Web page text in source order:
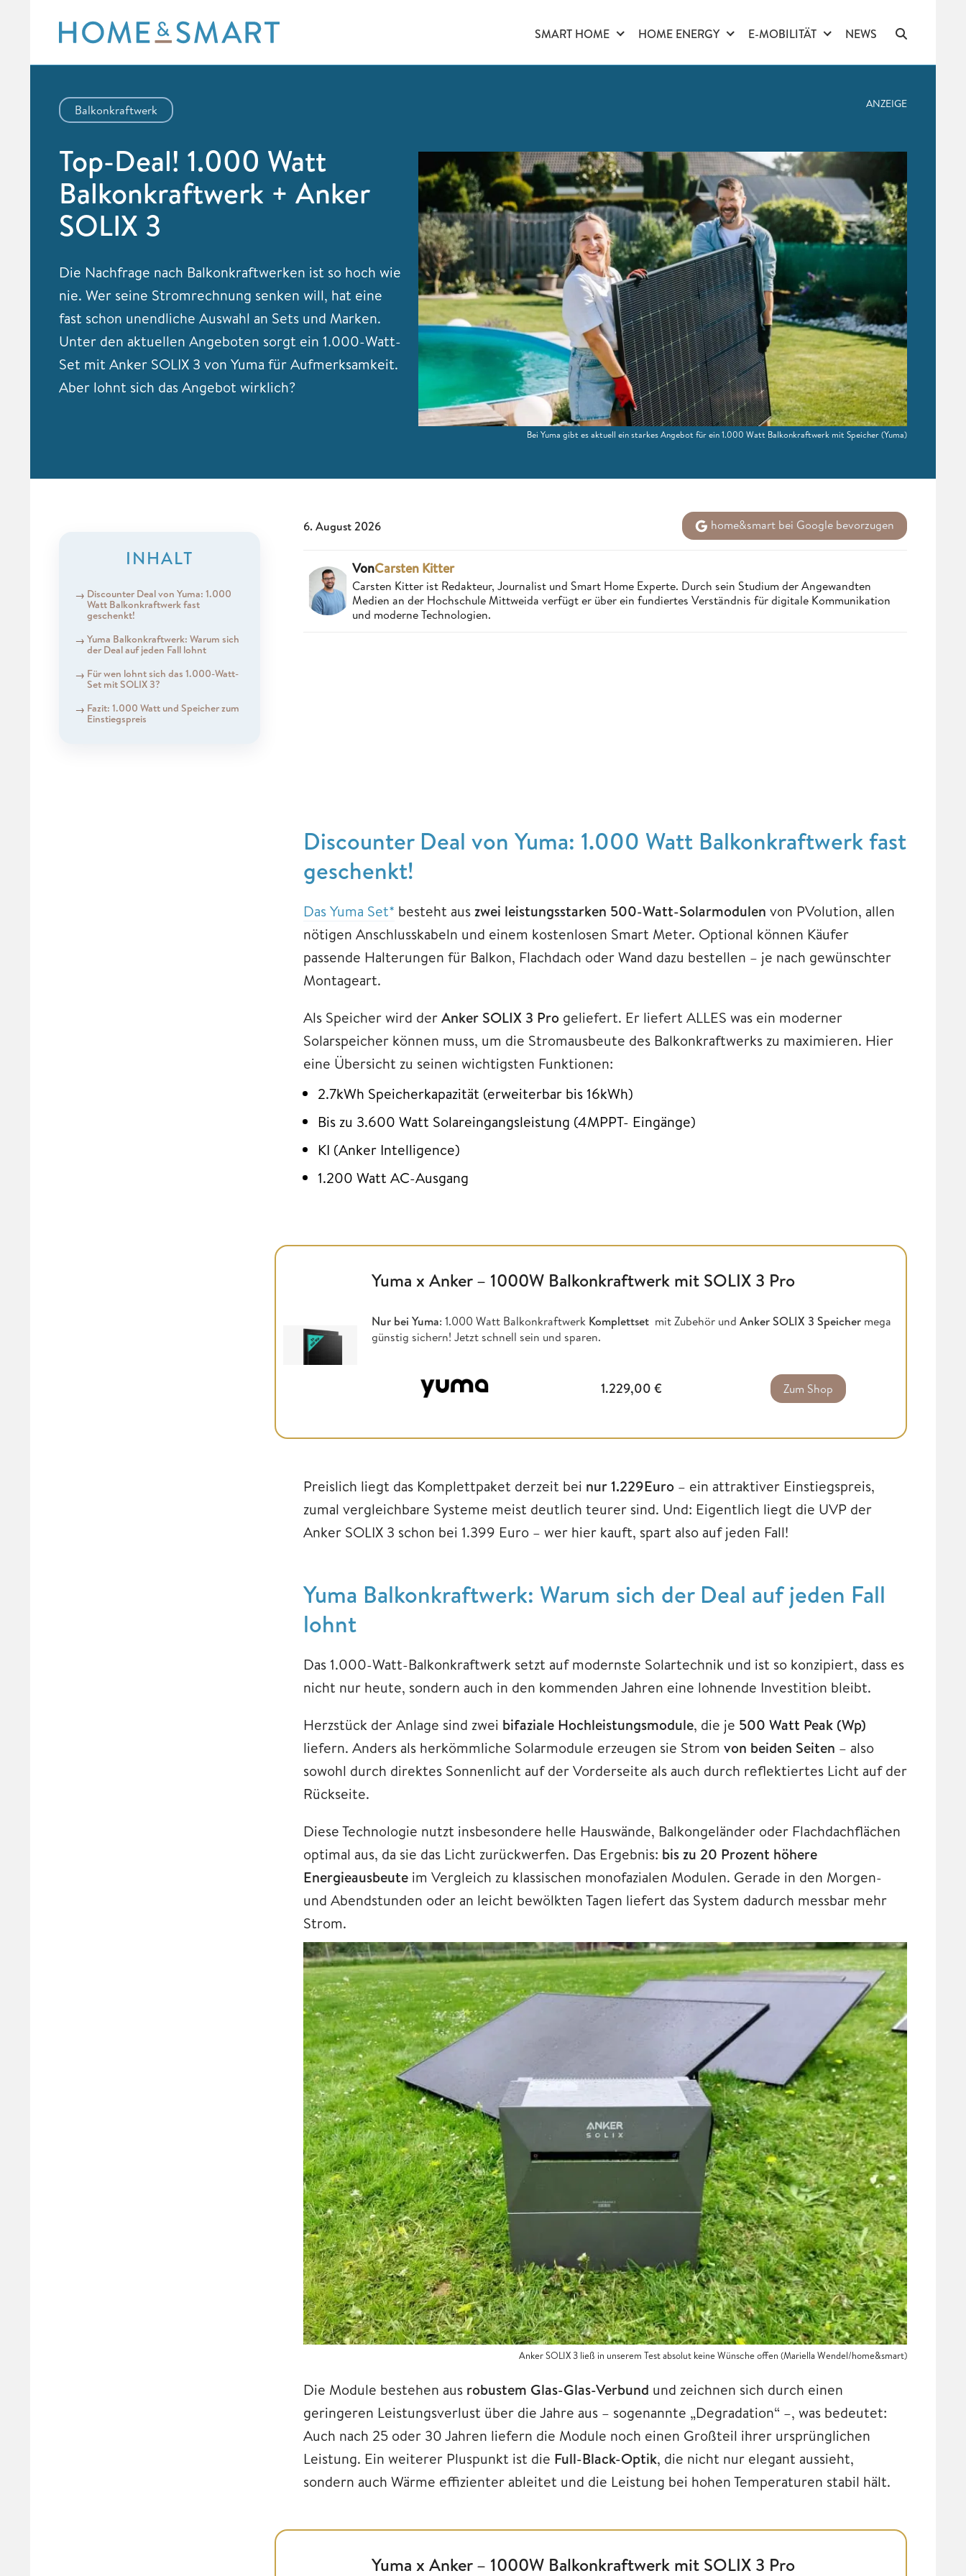
content
SMART HOME HOME ENERGY E-MOBILITÄT NEWS
Balkonkraftwerk ANZEIGE
Top-Deal! 1.000 Watt
Balkonkraftwerk + Anker
SOLIX 3
Die Nachfrage nach Balkonkraftwerken ist so hoch wie
nie. Wer seine Stromrechnung senken will, hat eine
fast schon unendliche Auswahl an Sets und Marken.
Unter den aktuellen Angeboten sorgt ein 1.000-Watt-
Set mit Anker SOLIX 3 von Yuma für Aufmerksamkeit.
Aber lohnt sich das Angebot wirklich?
Bei Yuma gibt es aktuell ein starkes Angebot für ein 1.000 Watt Balkonkraftwerk mit Speicher(Yuma)
INHALT
Discounter Deal von Yuma: 1.000
Watt Balkonkraftwerk fast
geschenkt!
Yuma Balkonkraftwerk: Warum sich
der Deal auf jeden Fall lohnt
Für wen lohnt sich das 1.000-Watt-
Set mit SOLIX 3?
Fazit: 1.000 Watt und Speicher zum
Einstiegspreis
6. August 2026 home&smart bei Google bevorzugen
VonCarsten Kitter
Carsten Kitter ist Redakteur, Journalist und Smart Home Experte. Durch sein Studium der Angewandten
Medien an der Hochschule Mittweida verfügt er über ein fundiertes Verständnis für digitale Kommunikation
und moderne Technologien.
Discounter Deal von Yuma: 1.000 Watt Balkonkraftwerk fast
geschenkt!
Das Yuma Set* besteht auszwei leistungsstarken 500-Watt-Solarmodulen von PVolution, allen
nötigen Anschlusskabeln und einem kostenlosen Smart Meter. Optional können Käufer
passende Halterungen für Balkon, Flachdach oder Wand dazu bestellen – je nach gewünschter
Montageart.
Als Speicher wird derAnker SOLIX 3 Pro geliefert. Er liefert ALLES was ein moderner
Solarspeicher können muss, um die Stromausbeute des Balkonkraftwerks zu maximieren. Hier
eine Übersicht zu seinen wichtigsten Funktionen:
2.7kWh Speicherkapazität (erweiterbar bis 16kWh)
Bis zu 3.600 Watt Solareingangsleistung (4MPPT- Eingänge)
KI (Anker Intelligence)
1.200 Watt AC-Ausgang
Yuma x Anker – 1000W Balkonkraftwerk mit SOLIX 3 Pro
Nur bei Yuma: 1.000 Watt Balkonkraftwerk Komplettsetmit Zubehör und Anker SOLIX 3 Speicher mega
günstig sichern! Jetzt schnell sein und sparen.
1.229,00 € Zum Shop
Preislich liegt das Komplettpaket derzeit bei nur 1.229Euro – ein attraktiver Einstiegspreis,
zumal vergleichbare Systeme meist deutlich teurer sind. Und: Eigentlich liegt die UVP der
Anker SOLIX 3 schon bei 1.399 Euro – wer hier kauft, spart also auf jeden Fall!
Yuma Balkonkraftwerk: Warum sich der Deal auf jeden Fall
lohnt
Das 1.000-Watt-Balkonkraftwerk setzt auf modernste Solartechnik und ist so konzipiert, dass es
nicht nur heute, sondern auch in den kommenden Jahren eine lohnende Investition bleibt.
Herzstück der Anlage sind zwei bifaziale Hochleistungsmodule, die je 500 Watt Peak (Wp)
liefern. Anders als herkömmliche Solarmodule erzeugen sie Strom von beiden Seiten – also
sowohl durch direktes Sonnenlicht auf der Vorderseite als auch durch reflektiertes Licht auf der
Rückseite.
Diese Technologie nutzt insbesondere helle Hauswände, Balkongeländer oder Flachdachflächen
optimal aus, da sie das Licht zurückwerfen. Das Ergebnis: bis zu 20 Prozent höhere
Energieausbeute im Vergleich zu klassischen monofazialen Modulen. Gerade in den Morgen-
und Abendstunden oder an leicht bewölkten Tagen liefert das System dadurch messbar mehr
Strom.
Anker SOLIX 3 ließ in unserem Test absolut keine Wünsche offen (Mariella Wendel/home&smart)
Die Module bestehen aus robustem Glas-Glas-Verbund und zeichnen sich durch einen
geringeren Leistungsverlust über die Jahre aus – sogenannte „Degradation“ –, was bedeutet:
Auch nach 25 oder 30 Jahren liefern die Module noch einen Großteil ihrer ursprünglichen
Leistung. Ein weiterer Pluspunkt ist die Full-Black-Optik, die nicht nur elegant aussieht,
sondern auch Wärme effizienter ableitet und die Leistung bei hohen Temperaturen stabil hält.
Yuma x Anker – 1000W Balkonkraftwerk mit SOLIX 3 Pro